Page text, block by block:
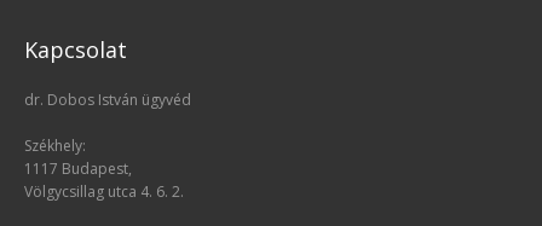
Kapcsolat
dr. Dobos István ügyvéd
Székhely:
1117 Budapest,
Völgycsillag utca 4. 6. 2.